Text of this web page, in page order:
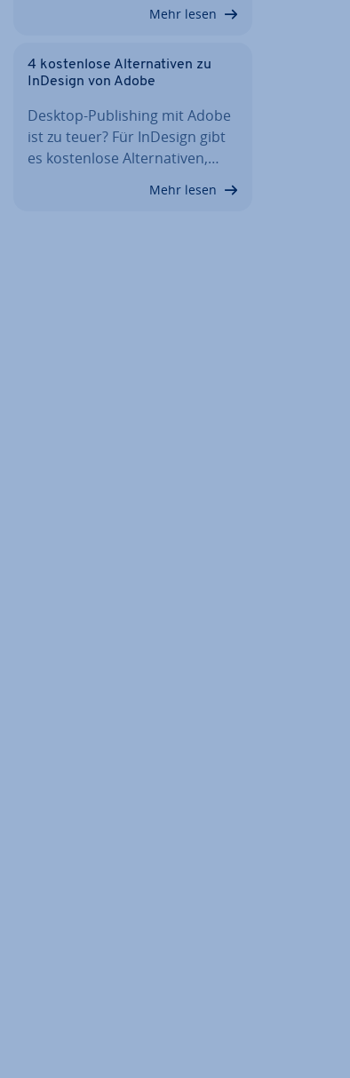
Mehr lesen
4 kos­ten­lo­se Al­ter­na­ti­ven zu
InDesign von Adobe
Desktop-Pu­bli­shing mit Adobe
ist zu teuer? Für InDesign gibt
es kos­ten­lo­se Al­ter­na­ti­ven,…
Mehr lesen